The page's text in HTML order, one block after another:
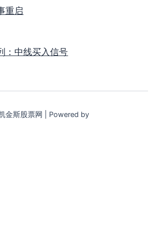
重启
：中线买入信号
金斯股票网 | Powered by